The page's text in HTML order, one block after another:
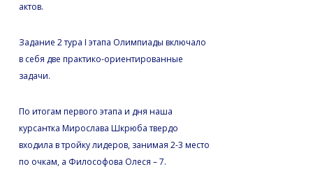
актов.
Задание 2 тура I этапа Олимпиады включало
в себя две практико-ориентированные
задачи.
По итогам первого этапа и дня наша
курсантка Мирослава Шкрюба твердо
входила в тройку лидеров, занимая 2-3 место
по очкам, а Философова Олеся – 7.